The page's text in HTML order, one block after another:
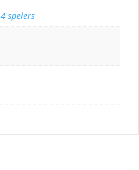
4 spelers